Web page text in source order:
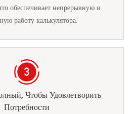
обеспечивает непрерывную и
работу калькулятора.
Чтобы Удовлетворить
Потребности